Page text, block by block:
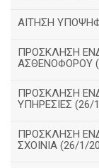
ΑΙΤΗΣΗ
ΠΡΟΣΚΛΗΣΗ
ΑΣΘΕΝΟΦΟΡΟΥ
ΠΡΟΣΚΛΗΣΗ
ΥΠΗΡΕΣΙΕΣ (26/
ΠΡΟΣΚΛΗΣΗ
ΣΧΟΙΝΙΑ (26/1/